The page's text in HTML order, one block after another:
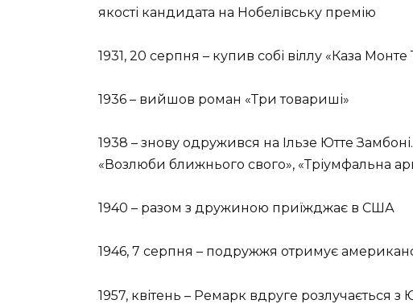
якості кандидата на Нобелівську премію
1931, 20 серпня – купив собі віллу «Каза Монте
1936 – вийшов роман «Три товариші»
1938 – знову одружився на Ільзе Ютте
«Возлюби ближнього свого», «Тріумфальна
1940 – разом з дружиною приїжджає в США
1946, 7 серпня – подружжя отримує
1957, квітень – Ремарк вдруге розлучається з